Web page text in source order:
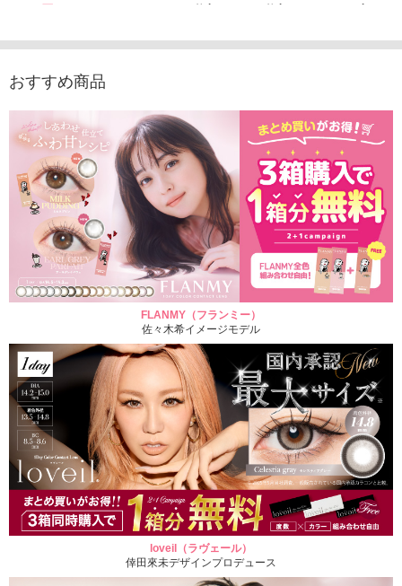
1,760円
デュース （10枚入
1,760円(税込)
（10枚入り）
入り）
おすすめ商品
FLANMY（フランミー）
佐々木希イメージモデル
loveil（ラヴェール）
倖田來未デザインプロデュース